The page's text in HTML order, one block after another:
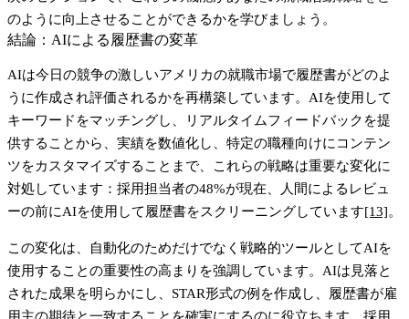
のように向上させることができるかを学びましょう。
結論：AIによる履歴書の変革
AIは今日の競争の激しいアメリカの就職市場で履歴書がどのよ
うに作成され評価されるかを再構築しています。AIを使用して
キーワードをマッチングし、リアルタイムフィードバックを提
供することから、実績を数値化し、特定の職種向けにコンテン
ツをカスタマイズすることまで、これらの戦略は重要な変化に
対処しています： 採用担当者の48%が現在、人間によるレビュ
ーの前にAIを使用して履歴書をスクリーニングしています[13]。
この変化は、自動化のためだけでなく戦略的ツールとしてAIを
使用することの重要性の高まりを強調しています。AIは見落と
された成果を明らかにし、STAR形式の例を作成し、履歴書が雇